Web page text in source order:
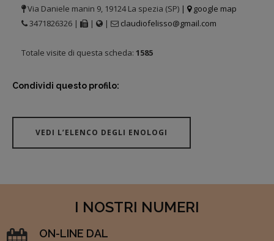
Via Daniele manin 9, 19124 La spezia (SP) |
google map
3471826326 |
| | claudiofelisso@gmail.com
Totale visite di questa scheda: 1585
Condividi questo profilo:
VEDI L’ELENCO DEGLI ENOLOGI
I NOSTRI NUMERI
ON-LINE DAL